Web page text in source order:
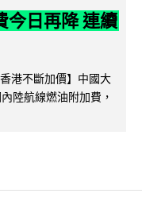
今日再降 連續
港不斷加價】中國大
陸航線燃油附加費，